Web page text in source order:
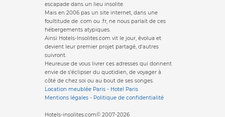
escapade dans un lieu insolite.
Mais en 2006 pas un site internet, dans une
foultitude de .com ou .fr, ne nous parlait de ces
hébergements atypiques.
Ainsi Hotels-Insolites.com vit le jour, évolua et
devient leur premier projet partagé, d'autres
suivront.
Heureuse de vous livrer ces adresses qui donnent
envie de s'éclipser du quotidien, de voyager à
côté de chez soi ou au bout de ses songes.
Location meublée Paris - Hotel Paris
Mentions légales - Politique de confidentialité
Hotels-insolites.com© 2007-2026